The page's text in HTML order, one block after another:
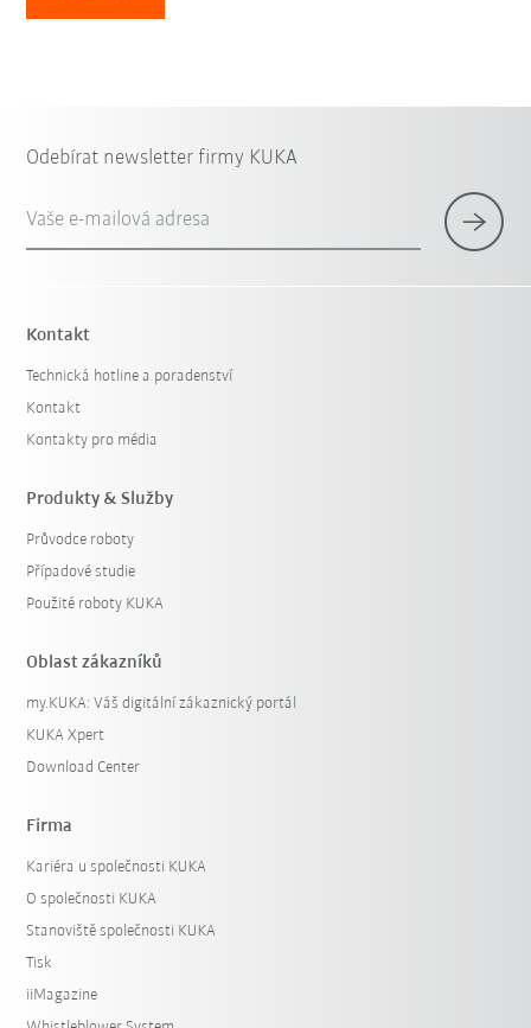
Odebírat newsletter firmy KUKA
Vaše e-mailová adresa
Kontakt
Technická hotline a poradenství
Kontakt
Kontakty pro média
Produkty & Služby
Průvodce roboty
Případové studie
Použité roboty KUKA
Oblast zákazníků
my.KUKA: Váš digitální zákaznický portál
KUKA Xpert
Download Center
Firma
Kariéra u společnosti KUKA
O společnosti KUKA
Stanoviště společnosti KUKA
Tisk
iiMagazine